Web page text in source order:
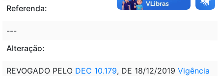
Referenda:
---
Alteração:
REVOGADO PELO DEC 10.179, DE 18/12/2019 Vigência